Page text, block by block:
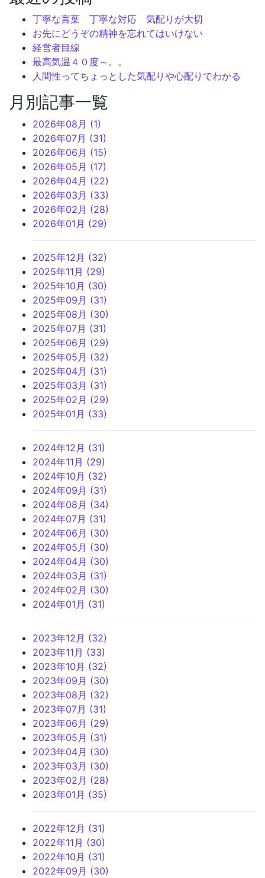
丁寧な言葉 丁寧な対応 気配りが大切
お先にどうぞの精神を忘れてはいけない
経営者目線
最高気温４０度～。。
人間性ってちょっとした気配りや心配りでわかる
月別記事一覧
2026年08月 (1)
2026年07月 (31)
2026年06月 (15)
2026年05月 (17)
2026年04月 (22)
2026年03月 (33)
2026年02月 (28)
2026年01月 (29)
2025年12月 (32)
2025年11月 (29)
2025年10月 (30)
2025年09月 (31)
2025年08月 (30)
2025年07月 (31)
2025年06月 (29)
2025年05月 (32)
2025年04月 (31)
2025年03月 (31)
2025年02月 (29)
2025年01月 (33)
2024年12月 (31)
2024年11月 (29)
2024年10月 (32)
2024年09月 (31)
2024年08月 (34)
2024年07月 (31)
2024年06月 (30)
2024年05月 (30)
2024年04月 (30)
2024年03月 (31)
2024年02月 (30)
2024年01月 (31)
2023年12月 (32)
2023年11月 (33)
2023年10月 (32)
2023年09月 (30)
2023年08月 (32)
2023年07月 (31)
2023年06月 (29)
2023年05月 (31)
2023年04月 (30)
2023年03月 (30)
2023年02月 (28)
2023年01月 (35)
2022年12月 (31)
2022年11月 (30)
2022年10月 (31)
2022年09月 (30)